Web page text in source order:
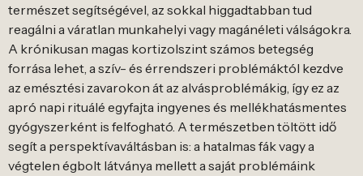
természet segítségével, az sokkal higgadtabban tud
reagálni a váratlan munkahelyi vagy magánéleti válságokra.
A krónikusan magas kortizolszint számos betegség
forrása lehet, a szív- és érrendszeri problémáktól kezdve
az emésztési zavarokon át az alvásproblémákig, így ez az
apró napi rituálé egyfajta ingyenes és mellékhatásmentes
gyógyszerként is felfogható. A természetben töltött idő
segít a perspektívaváltásban is: a hatalmas fák vagy a
végtelen égbolt látványa mellett a saját problémáink